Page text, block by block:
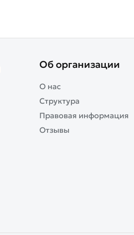
Об организации
О нас
Структура
Правовая информация
Отзывы